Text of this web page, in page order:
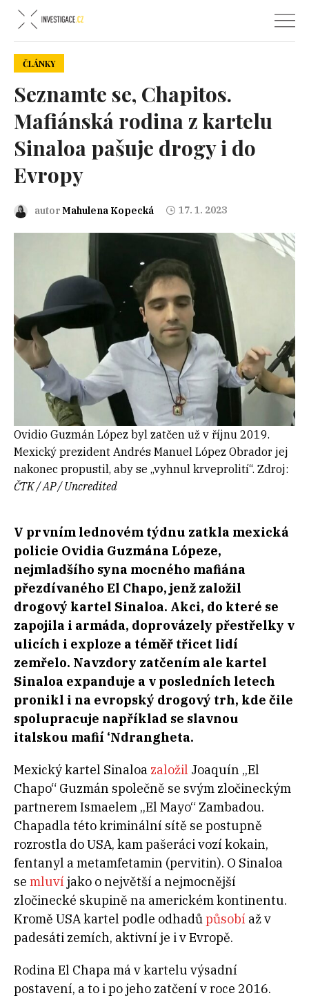
ČLÁNKY
Seznamte se, Chapitos.
Mafiánská rodina z kartelu
Sinaloa pašuje drogy i do
Evropy
autorMahulena Kopecká 17. 1. 2023
Ovidio Guzmán López byl zatčen už v říjnu 2019.
Mexický prezident Andrés Manuel López Obrador jej
nakonec propustil, aby se „vyhnul krveprolití“. Zdroj:
ČTK / AP / Uncredited
V prvním lednovém týdnu zatkla mexická
policie Ovidia Guzmána Lópeze,
nejmladšího syna mocného mafiána
přezdívaného El Chapo, jenž založil
drogový kartel Sinaloa. Akci, do které se
zapojila i armáda, doprovázely přestřelky v
ulicích i exploze a téměř třicet lidí
zemřelo. Navzdory zatčením ale kartel
Sinaloa expanduje a v posledních letech
pronikl i na evropský drogový trh, kde čile
spolupracuje například se slavnou
italskou mafií ‘Ndrangheta.
Mexický kartel Sinaloa založil Joaquín „El
Chapo“ Guzmán společně se svým zločineckým
partnerem Ismaelem „El Mayo“ Zambadou.
Chapadla této kriminální sítě se postupně
rozrostla do USA, kam pašeráci vozí kokain,
fentanyl a metamfetamin (pervitin). O Sinaloa
se mluví jako o největší a nejmocnější
zločinecké skupině na americkém kontinentu.
Kromě USA kartel podle odhadůpůsobí až v
padesáti zemích, aktivní je i v Evropě.
Rodina El Chapa má v kartelu výsadní
postavení, a to i po jeho zatčení v roce 2016.